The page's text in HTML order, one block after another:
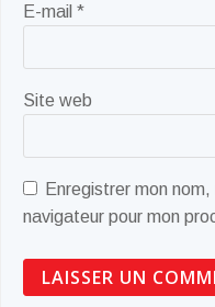
E-mail *
Site web
Enregistrer mon
navigateur pour mon